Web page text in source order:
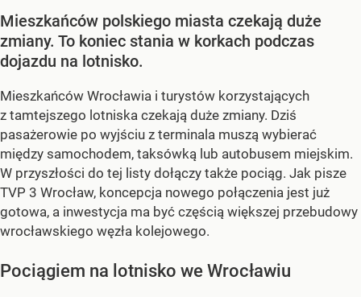
Mieszkańców polskiego miasta czekają duże
zmiany. To koniec stania w korkach podczas
dojazdu na lotnisko.
Mieszkańców Wrocławia i turystów korzystających
z tamtejszego lotniska czekają duże zmiany. Dziś
pasażerowie po wyjściu z terminala muszą wybierać
między samochodem, taksówką lub autobusem miejskim.
W przyszłości do tej listy dołączy także pociąg. Jak pisze
TVP 3 Wrocław, koncepcja nowego połączenia jest już
gotowa, a inwestycja ma być częścią większej przebudowy
wrocławskiego węzła kolejowego.
Pociągiem na lotnisko we Wrocławiu